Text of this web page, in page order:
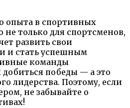
опыта в спортивных
не только для спортсменов,
развить свои
и стать успешным
команды
победы — а это
лидерства. Поэтому, если
не забывайте о